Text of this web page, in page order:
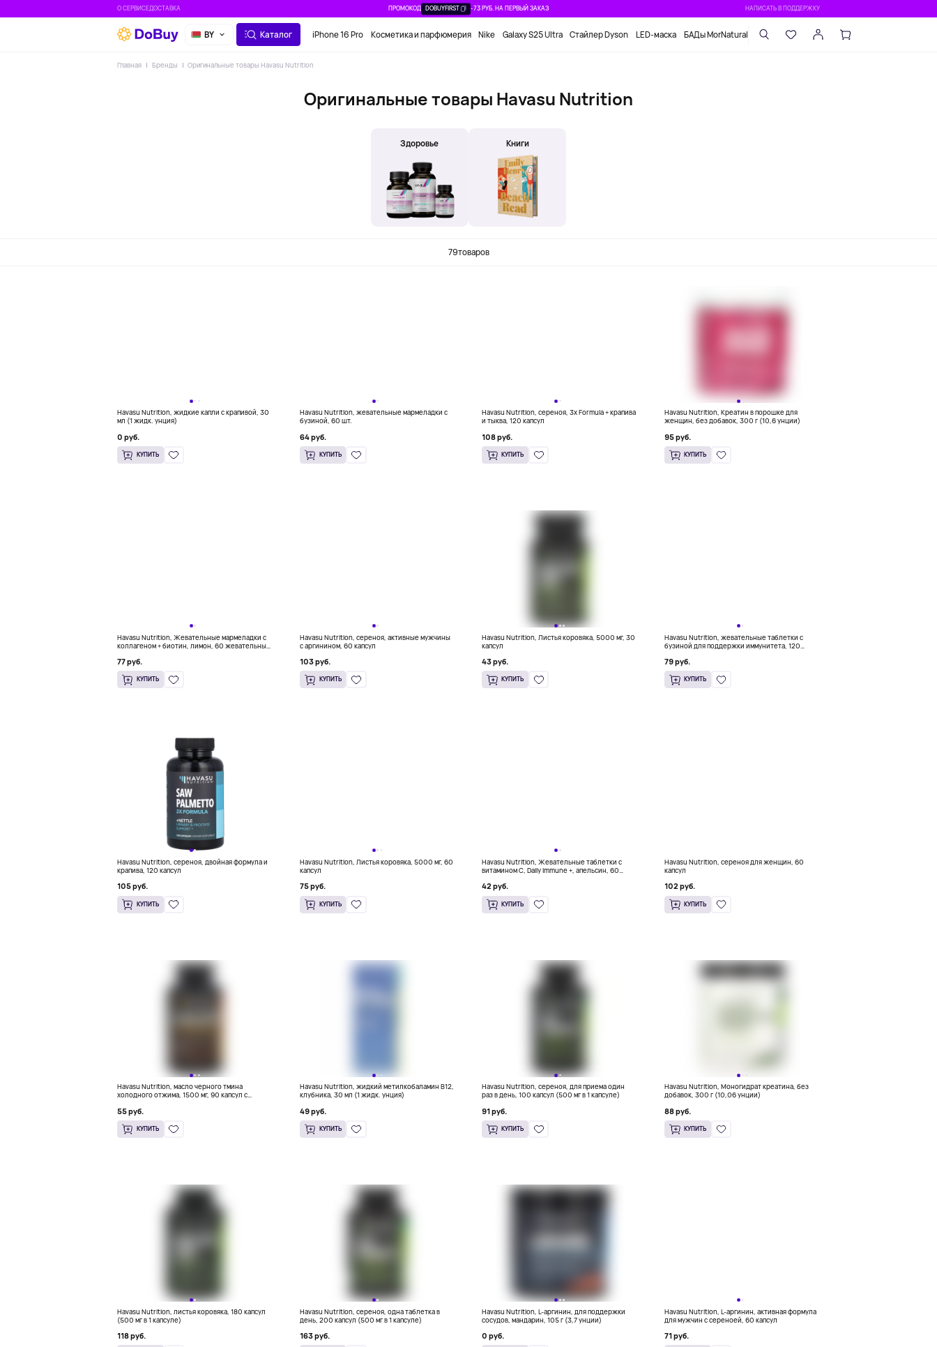
О СЕРВИСЕДОСТАВКА ПРОМОКОД DOBUYFIRST -73 РУБ. НА ПЕРВЫЙ ЗАКАЗ НАПИСАТЬ В ПОДДЕРЖКУ
BY Каталог iPhone 16 Pro Косметика и парфюмерия Nike Galaxy S25 Ultra Стайлер Dyson LED-маска БАДы MorNatural
Главная Бренды Оригинальные товары Havasu Nutrition
Оригинальные товары Havasu Nutrition
Здоровье Книги
79товаров
Havasu Nutrition, жидкие капли с крапивой, 30
мл (1 жидк. унция)
0 руб.
КУПИТЬ
Havasu Nutrition, жевательные мармеладки с
бузиной, 60 шт.
64 руб.
КУПИТЬ
Havasu Nutrition, сереноя, 3x Formula + крапива
и тыква, 120 капсул
108 руб.
КУПИТЬ
Havasu Nutrition, Креатин в порошке для
женщин, без добавок, 300 г (10,6 унции)
95 руб.
КУПИТЬ
Havasu Nutrition, Жевательные мармеладки с
коллагеном + биотин, лимон, 60 жевательных
77 руб.
КУПИТЬ
Havasu Nutrition, сереноя, активные мужчины
с аргинином, 60 капсул
103 руб.
КУПИТЬ
Havasu Nutrition, Листья коровяка, 5000 мг, 30
капсул
43 руб.
КУПИТЬ
Havasu Nutrition, жевательные таблетки с
бузиной для поддержки иммунитета, 120
79 руб.
КУПИТЬ
Havasu Nutrition, сереноя, двойная формула и
крапива, 120 капсул
105 руб.
КУПИТЬ
Havasu Nutrition, Листья коровяка, 5000 мг, 60
капсул
75 руб.
КУПИТЬ
Havasu Nutrition, Жевательные таблетки с
витамином C, Daily Immune +, апельсин, 60
42 руб.
КУПИТЬ
Havasu Nutrition, сереноя для женщин, 60
капсул
102 руб.
КУПИТЬ
Havasu Nutrition, масло черного тмина
холодного отжима, 1500 мг, 90 капсул с
55 руб.
КУПИТЬ
Havasu Nutrition, жидкий метилкобаламин B12,
клубника, 30 мл (1 жидк. унция)
49 руб.
КУПИТЬ
Havasu Nutrition, сереноя, для приема один
раз в день, 100 капсул (500 мг в 1 капсуле)
91 руб.
КУПИТЬ
Havasu Nutrition, Моногидрат креатина, без
добавок, 300 г (10,06 унции)
88 руб.
КУПИТЬ
Havasu Nutrition, листья коровяка, 180 капсул
(500 мг в 1 капсуле)
118 руб.
Havasu Nutrition, сереноя, одна таблетка в
день, 200 капсул (500 мг в 1 капсуле)
163 руб.
Havasu Nutrition, L-аргинин, для поддержки
сосудов, мандарин, 105 г (3,7 унции)
0 руб.
Havasu Nutrition, L-аргинин, активная формула
для мужчин с сереноей, 60 капсул
71 руб.